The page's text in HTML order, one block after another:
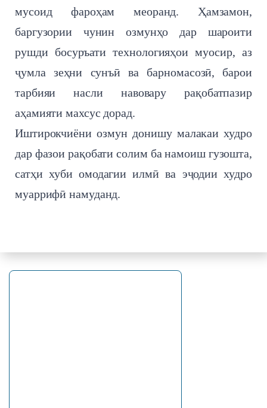
мусоид фароҳам меоранд. Ҳамзамон,
баргузории чунин озмунҳо дар шароити
рушди босуръати технологияҳои муосир, аз
ҷумла зеҳни сунъӣ ва барномасозӣ, барои
тарбияи насли навовару рақобатпазир
аҳамияти махсус дорад.
Иштирокчиёни озмун донишу малакаи худро
дар фазои рақобати солим ба намоиш гузошта,
сатҳи хуби омодагии илмӣ ва эҷодии худро
муаррифӣ намуданд.